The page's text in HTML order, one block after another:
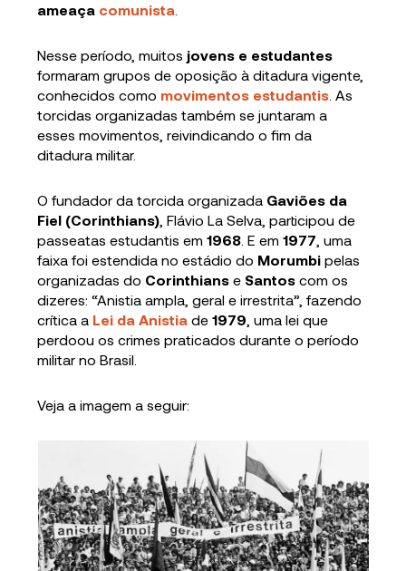
ameaça comunista
Nesse período, muitos jovens e estudantes
formaram grupos de oposição à ditadura vigente,
conhecidos como movimentos estudantis . As
torcidas organizadas também se juntaram a
esses movimentos, reivindicando o fim da
ditadura militar.
O fundador da torcida organizada Gaviões da
Fiel (Corinthians) , Flávio La Selva, participou de
passeatas estudantis em1968 . E em1977 , uma
faixa foi estendida no estádio do Morumbi pelas
organizadas do Corinthians e Santoscom os
dizeres: “Anistia ampla, geral e irrestrita”, fazendo
crítica a Lei da Anistia de1979 , uma lei que
perdoou os crimes praticados durante o período
militar no Brasil.
Veja a imagem a seguir: